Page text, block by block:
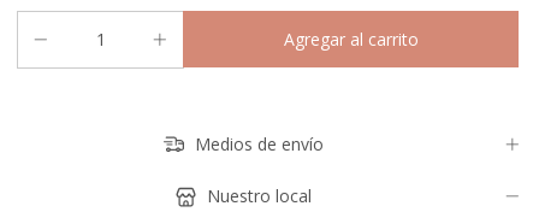
Medios de envío
Nuestro local